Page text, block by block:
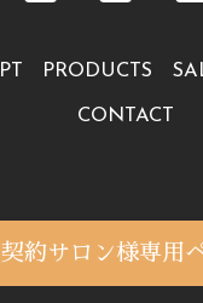
PRODUCTS
CONTACT
契約サロン様専用